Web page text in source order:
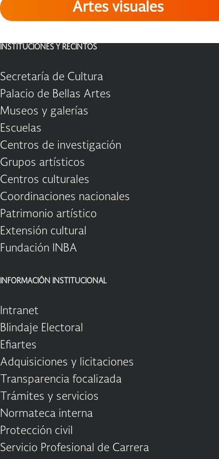
Artes visuales
INSTITUCIONES Y RECINTOS
Secretaría de Cultura
Palacio de Bellas Artes
Museos y galerías
Escuelas
Centros de investigación
Grupos artísticos
Centros culturales
Coordinaciones nacionales
Patrimonio artístico
Extensión cultural
Fundación INBA
INFORMACIÓN INSTITUCIONAL
Intranet
Blindaje Electoral
Efiartes
Adquisiciones y licitaciones
Transparencia focalizada
Trámites y servicios
Normateca interna
Protección civil
Servicio Profesional de Carrera